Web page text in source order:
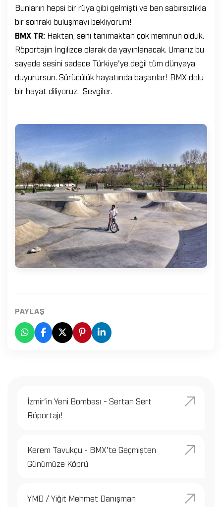
Bunların hepsi bir rüya gibi gelmişti ve ben sabırsızlıkla
bir sonraki buluşmayı bekliyorum!
BMX TR: Haktan, seni tanımaktan çok memnun olduk.
Röportajın İngilizce olarak da yayınlanacak. Umarız bu
sayede sesini sadece Türkiye'ye değil tüm dünyaya
duyurursun. Sürücülük hayatında başarılar! BMX dolu
bir hayat diliyoruz. Sevgiler.
PAYLAŞ
İzmir'in Yeni Bombası - Sertan Sert
Röportajı!
Kerem Tavukçu - BMX'te Geçmişten
Günümüze Köprü
YMD / Yiğit Mehmet Danışman